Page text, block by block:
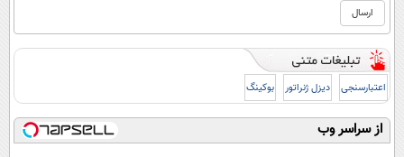
اعتبارسنجی دیزل ژنراتور بوکینگ
از سراسر وب